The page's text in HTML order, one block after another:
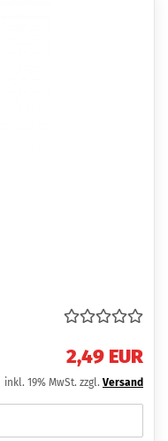
2,49 EUR
inkl. 19% MwSt. zzgl. Versand